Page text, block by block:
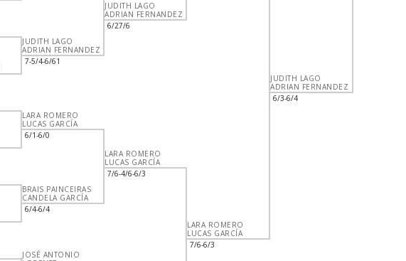
JUDITH LAGO
ADRIAN FERNANDEZ
7-5/4-6/61
LARA ROMERO
LUCAS GARCÍA
6/1-6/0
BRAIS PAINCEIRAS
CANDELA GARCÍA
6/4-6/4
JOSÉ ANTONIO
JUDITH LAGO
ADRIAN FERNANDEZ
6/27/6
LARA ROMERO
LUCAS GARCÍA
7/6-4/6-6/3
LARA ROMERO
LUCAS GARCÍA
7/6-6/3
JUDITH LAGO
ADRIAN FERNANDEZ
6/3-6/4